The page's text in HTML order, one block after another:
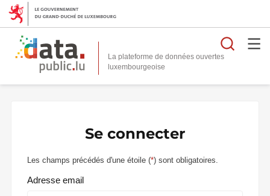
La plateforme de données ouvertes
Se connecter
Les champs précédés d'une étoile (*) sont obligatoires.
Adresse email